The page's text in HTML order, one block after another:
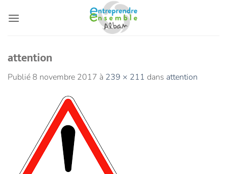
attention
Publié 8 novembre 2017 à 239 × 211 dans attention